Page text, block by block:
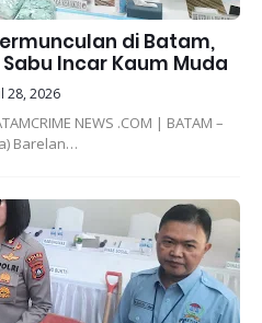
di Batam,
Incar Kaum Muda
28, 2026
NEWS .COM | BATAM –
Barelan…